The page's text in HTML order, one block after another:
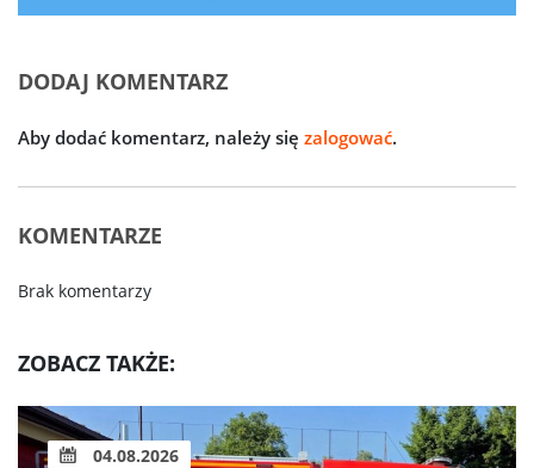
DODAJ KOMENTARZ
Aby dodać komentarz, należy się zalogować.
KOMENTARZE
Brak komentarzy
ZOBACZ TAKŻE:
04.08.2026